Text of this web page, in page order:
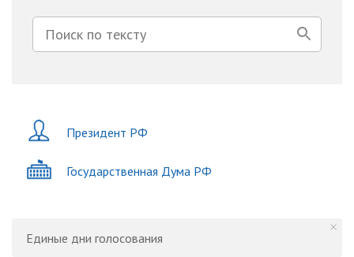
Президент РФ
Государственная Дума РФ
Единые дни голосования